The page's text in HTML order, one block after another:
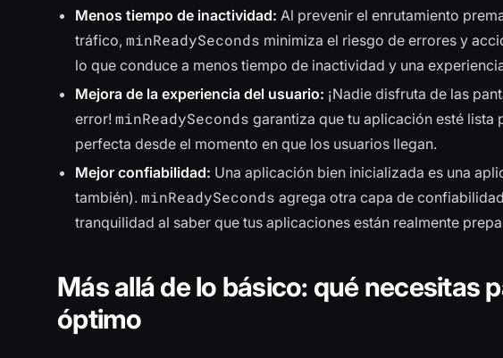
Menos tiempo de inactividad: Al prevenir el enrutamiento
tráfico, minReadySeconds minimiza el riesgo de errores y
lo que conduce a menos tiempo de inactividad y una
Mejora de la experiencia del usuario: ¡Nadie disfruta de las
error! minReadySeconds garantiza que tu aplicación esté
perfecta desde el momento en que los usuarios llegan.
Mejor confiabilidad: Una aplicación bien inicializada es una
también). minReadySeconds agrega otra capa de
tranquilidad al saber que tus aplicaciones están realmente
Más allá de lo básico: qué necesitas
óptimo